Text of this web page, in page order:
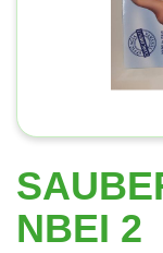
NBEI 2